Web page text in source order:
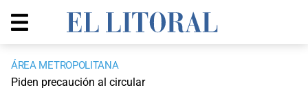
ÁREA METROPOLITANA
Piden precaución al circular